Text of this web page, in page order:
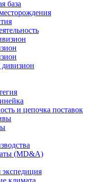
база
дивизион
и цепочка поставок
(MD&A)
климата